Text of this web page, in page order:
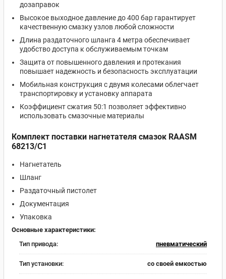
дозаправок
Высокое выходное давление до 400 бар гарантирует
качественную смазку узлов любой сложности
Длина раздаточного шланга 4 метра обеспечивает
удобство доступа к обслуживаемым точкам
Защита от повышенного давления и протекания
повышает надежность и безопасность эксплуатации
Мобильная конструкция с двумя колесами облегчает
транспортировку и установку аппарата
Коэффициент сжатия 50:1 позволяет эффективно
использовать смазочные материалы
Комплект поставки нагнетателя смазок RAASM
68213/C1
Нагнетатель
Шланг
Раздаточный пистолет
Документация
Упаковка
Основные характеристики:
Тип привода:
пневматический
Тип установки: со своей емкостью